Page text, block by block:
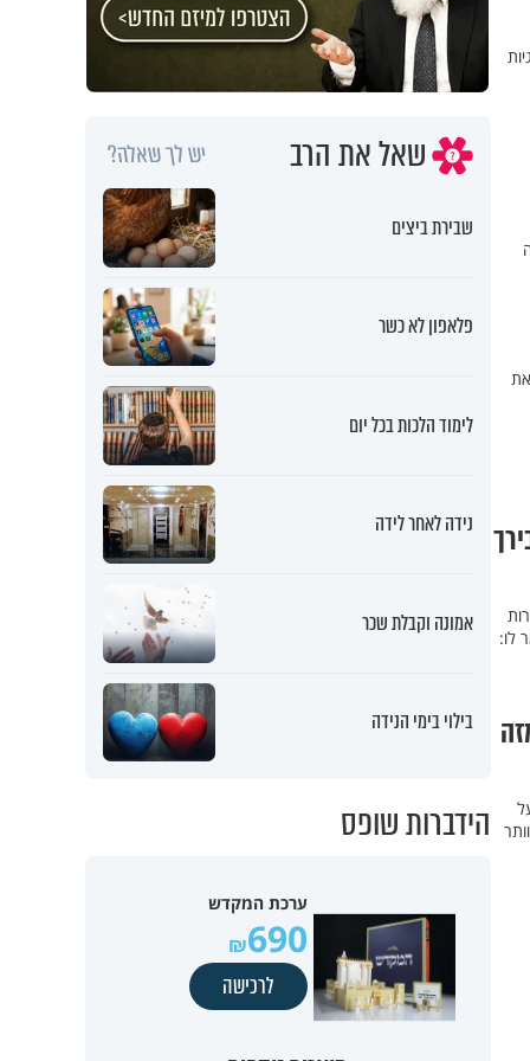
לו:
שאל את הרב יש לך שאלה?
שבירת ביצים
פלאפון לא כשר
לימוד הלכות בכל יום
נידה לאחר לידה
אמונה וקבלת שכר
בילוי בימי הנידה
הידברות שופס
ערכת המקדש
690
לרכישה